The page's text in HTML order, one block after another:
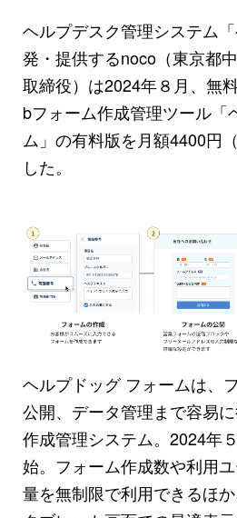
ヘルプデスク管理システム
発・提供するnoco（東京都
取締役）は2024年８月、無
bフォーム作成管理ツール「
ム」の有料版を月額4400円
した。
ヘルプドッグ フォームは、
公開、データ管理まで容易
作成管理システム。2024年
始。フォーム作成数や利用
量を無制限で利用できるほ